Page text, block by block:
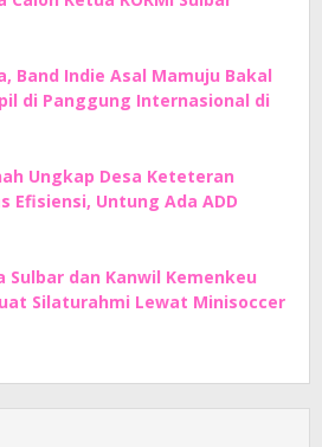
Band Indie Asal Mamuju Bakal
di Panggung Internasional di
Ungkap Desa Keteteran
Efisiensi, Untung Ada ADD
Sulbar dan Kanwil Kemenkeu
Silaturahmi Lewat Minisoccer